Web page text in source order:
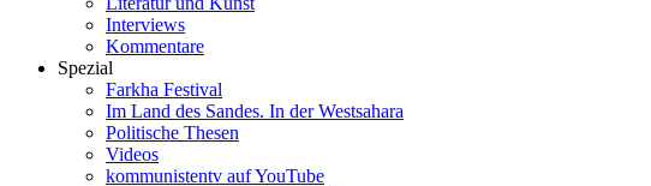
Interviews
Kommentare
Spezial
Farkha Festival
Im Land des Sandes. In der Westsahara
Politische Thesen
Videos
kommunistentv auf YouTube